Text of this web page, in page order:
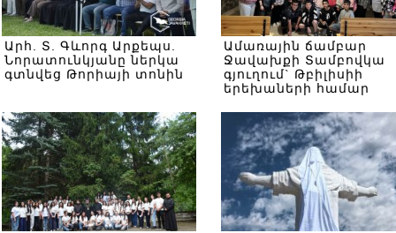
Արհ. Տ. Գևորգ Արքեպս.
Նորատունկյանը ներկա
գտնվեց Թորիայի տոնին
Ամառային ճամբար
Ջավախքի Տամբովկա
գյուղում` Թբիլիսիի
երեխաների համար